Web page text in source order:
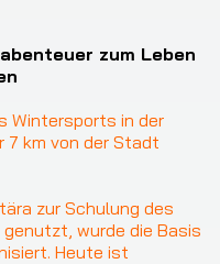
❯
zum Leben
Wintersports in der
7 km von der Stadt
zur Schulung des
wurde die Basis
Heute ist